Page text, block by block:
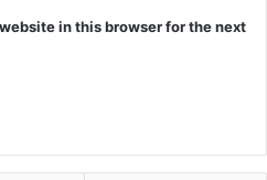
in this browser for the next